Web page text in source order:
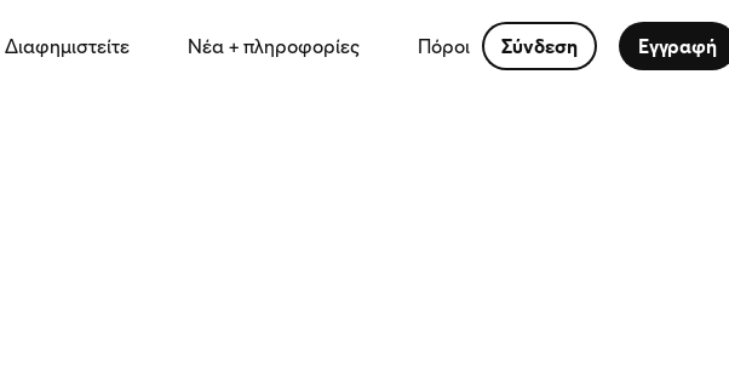
Διαφημιστείτε Νέα + πληροφορίες Πόροι Σύνδεση Εγγραφή